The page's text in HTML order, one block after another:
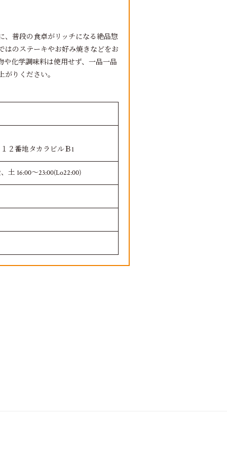
、普段の食卓がリッチになる絶品惣
はのステーキやお好み焼きなどをお
や化学調味料は使用せず、一品一品
りください。
２番地タカラビルＢ1
土 16:00～23:00(Lo22:00)